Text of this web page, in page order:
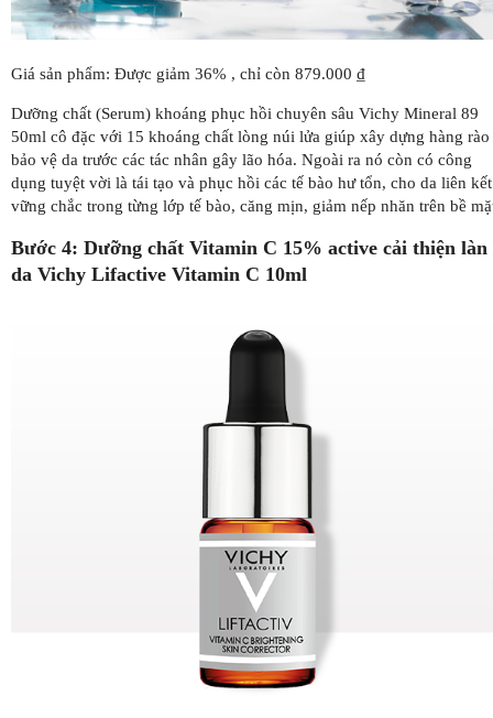
Giá sản phẩm: Được giảm 36% , chỉ còn 879.000 ₫
Dưỡng chất (Serum) khoáng phục hồi chuyên sâu Vichy Mineral 89
50ml cô đặc với 15 khoáng chất lòng núi lửa giúp xây dựng hàng rào
bảo vệ da trước các tác nhân gây lão hóa. Ngoài ra nó còn có công
dụng tuyệt vời là tái tạo và phục hồi các tế bào hư tổn, cho da liên kết
vững chắc trong từng lớp tế bào, căng mịn, giảm nếp nhăn trên bề
Bước 4: Dưỡng chất Vitamin C 15% active cải thiện làn
da Vichy Lifactive Vitamin C 10ml